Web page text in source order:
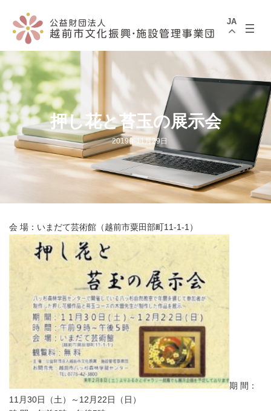
へ
ス
キ
ッ
プ
ョ
ン
に
移
動
JA
押し花と苔玉の展示会
2019年11月29日
会 場：いまだて芸術館（越前市粟田部町11-1-1）
期 間：
11月30日（土）～12月22日（日）